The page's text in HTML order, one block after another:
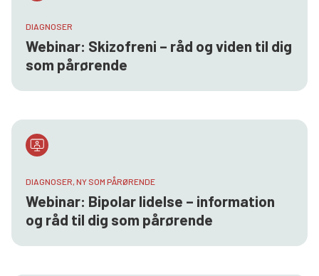
DIAGNOSER
Webinar: Skizofreni – råd og viden til dig
som pårørende
DIAGNOSER, NY SOM PÅRØRENDE
Webinar: Bipolar lidelse – information
og råd til dig som pårørende